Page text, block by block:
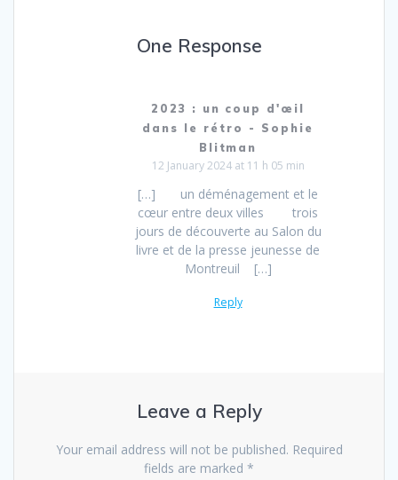
One Response
2023 : un coup d'œil
dans le rétro - Sophie
Blitman
12 January 2024 at 11 h 05 min
[…] un déménagement et le
cœur entre deux villes trois
jours de découverte au Salon du
livre et de la presse jeunesse de
Montreuil […]
Reply
Leave a Reply
Your email address will not be published. Required
fields are marked *